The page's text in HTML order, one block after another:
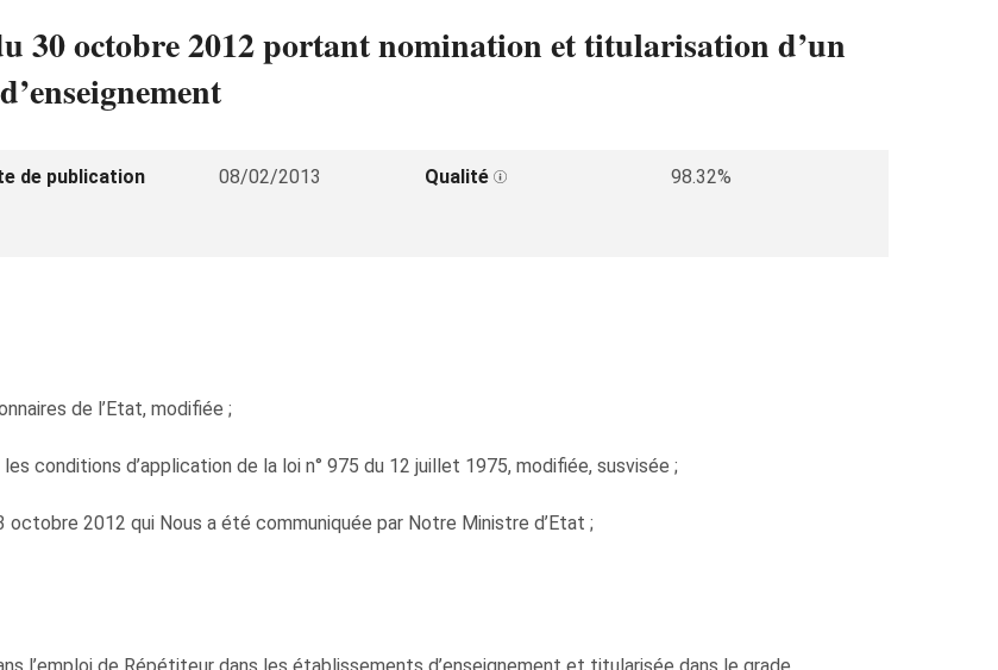
30 octobre 2012 portant nomination et titularisation d’un
de publication 08/02/2013 Qualité
98.32%
de l’Etat, modifiée ;
conditions d’application de la loi n° 975 du 12 juillet 1975, modifiée, susvisée ;
2012 qui Nous a été communiquée par Notre Ministre d’Etat ;